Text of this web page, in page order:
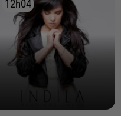
12h04
12h04